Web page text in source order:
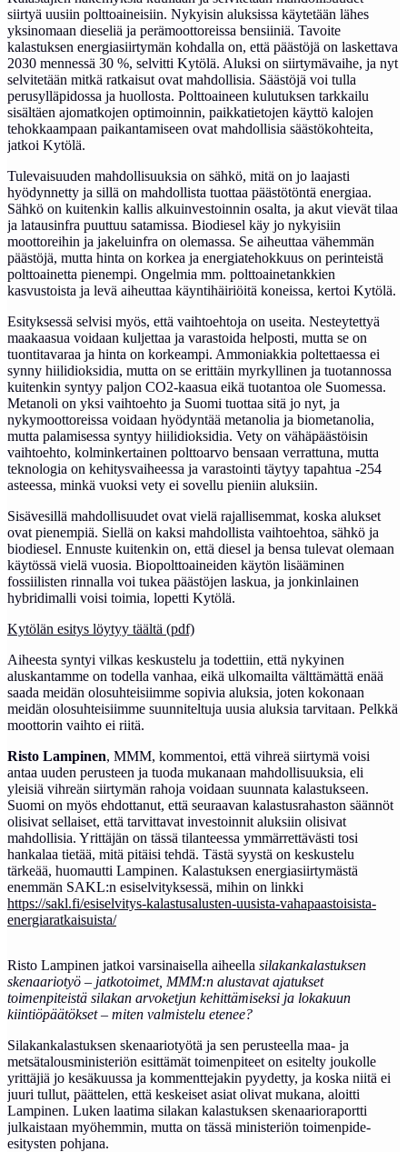
siirtyä uusiin polttoaineisiin. Nykyisin aluksissa käytetään lähes
yksinomaan dieseliä ja perämoottoreissa bensiiniä. Tavoite
kalastuksen energiasiirtymän kohdalla on, että päästöjä on laskettava
2030 mennessä 30 %, selvitti Kytölä. Aluksi on siirtymävaihe, ja nyt
selvitetään mitkä ratkaisut ovat mahdollisia. Säästöjä voi tulla
perusylläpidossa ja huollosta. Polttoaineen kulutuksen tarkkailu
sisältäen ajomatkojen optimoinnin, paikkatietojen käyttö kalojen
tehokkaampaan paikantamiseen ovat mahdollisia säästökohteita,
jatkoi Kytölä.
Tulevaisuuden mahdollisuuksia on sähkö, mitä on jo laajasti
hyödynnetty ja sillä on mahdollista tuottaa päästötöntä energiaa.
Sähkö on kuitenkin kallis alkuinvestoinnin osalta, ja akut vievät tilaa
ja latausinfra puuttuu satamissa. Biodiesel käy jo nykyisiin
moottoreihin ja jakeluinfra on olemassa. Se aiheuttaa vähemmän
päästöjä, mutta hinta on korkea ja energiatehokkuus on perinteistä
polttoainetta pienempi. Ongelmia mm. polttoainetankkien
kasvustoista ja levä aiheuttaa käyntihäiriöitä koneissa, kertoi Kytölä.
Esityksessä selvisi myös, että vaihtoehtoja on useita. Nesteytettyä
maakaasua voidaan kuljettaa ja varastoida helposti, mutta se on
tuontitavaraa ja hinta on korkeampi. Ammoniakkia poltettaessa ei
synny hiilidioksidia, mutta on se erittäin myrkyllinen ja tuotannossa
kuitenkin syntyy paljon CO2-kaasua eikä tuotantoa ole Suomessa.
Metanoli on yksi vaihtoehto ja Suomi tuottaa sitä jo nyt, ja
nykymoottoreissa voidaan hyödyntää metanolia ja biometanolia,
mutta palamisessa syntyy hiilidioksidia. Vety on vähäpäästöisin
vaihtoehto, kolminkertainen polttoarvo bensaan verrattuna, mutta
teknologia on kehitysvaiheessa ja varastointi täytyy tapahtua -254
asteessa, minkä vuoksi vety ei sovellu pieniin aluksiin.
Sisävesillä mahdollisuudet ovat vielä rajallisemmat, koska alukset
ovat pienempiä. Siellä on kaksi mahdollista vaihtoehtoa, sähkö ja
biodiesel. Ennuste kuitenkin on, että diesel ja bensa tulevat olemaan
käytössä vielä vuosia. Biopolttoaineiden käytön lisääminen
fossiilisten rinnalla voi tukea päästöjen laskua, ja jonkinlainen
hybridimalli voisi toimia, lopetti Kytölä.
Kytölän esitys löytyy täältä (pdf)
Aiheesta syntyi vilkas keskustelu ja todettiin, että nykyinen
aluskantamme on todella vanhaa, eikä ulkomailta välttämättä enää
saada meidän olosuhteisiimme sopivia aluksia, joten kokonaan
meidän olosuhteisiimme suunniteltuja uusia aluksia tarvitaan. Pelkkä
moottorin vaihto ei riitä.
Risto Lampinen, MMM, kommentoi, että vihreä siirtymä voisi
antaa uuden perusteen ja tuoda mukanaan mahdollisuuksia, eli
yleisiä vihreän siirtymän rahoja voidaan suunnata kalastukseen.
Suomi on myös ehdottanut, että seuraavan kalastusrahaston säännöt
olisivat sellaiset, että tarvittavat investoinnit aluksiin olisivat
mahdollisia. Yrittäjän on tässä tilanteessa ymmärrettävästi tosi
hankalaa tietää, mitä pitäisi tehdä. Tästä syystä on keskustelu
tärkeää, huomautti Lampinen. Kalastuksen energiasiirtymästä
enemmän SAKL:n esiselvityksessä, mihin on linkki
https://sakl.fi/esiselvitys-kalastusalusten-uusista-vahapaastoisista-
energiaratkaisuista/
Risto Lampinen jatkoi varsinaisella aiheella silakankalastuksen
skenaariotyö – jatkotoimet, MMM:n alustavat ajatukset
toimenpiteistä silakan arvoketjun kehittämiseksi ja lokakuun
kiintiöpäätökset – miten valmistelu etenee?
Silakankalastuksen skenaariotyötä ja sen perusteella maa- ja
metsätalousministeriön esittämät toimenpiteet on esitelty joukolle
yrittäjiä jo kesäkuussa ja kommenttejakin pyydetty, ja koska niitä ei
juuri tullut, päättelen, että keskeiset asiat olivat mukana, aloitti
Lampinen. Luken laatima silakan kalastuksen skenaarioraportti
julkaistaan myöhemmin, mutta on tässä ministeriön toimenpide-
esitysten pohjana.